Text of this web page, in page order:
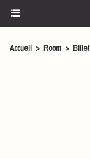
Accueil > Room > Billet